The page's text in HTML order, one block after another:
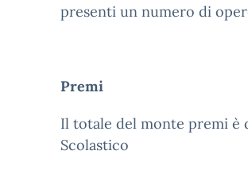
presenti un numero di
Premi
Il totale del monte premi è
Scolastico